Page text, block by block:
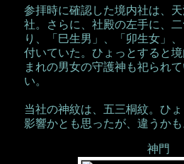
参拝時に確認した境内社は、
社。さらに、社殿の左手に、
り、「巳生男」、「卯生女」
付いていた。ひょっとすると
まれの男女の守護神も祀られ
い。
当社の神紋は、五三桐紋。ひ
影響かとも思ったが、違うかも
神門